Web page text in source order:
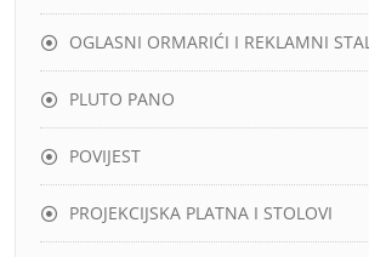
OGLASNI ORMARIĆI I REKLAMNI
PLUTO PANO
POVIJEST
PROJEKCIJSKA PLATNA I STOLOVI